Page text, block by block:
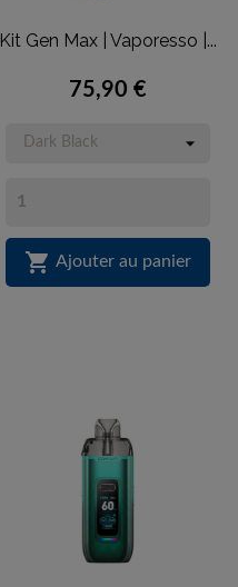
Kit Gen Max | Vaporesso |...
75,90 €
 Ajouter au panier